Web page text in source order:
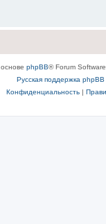
phpBB® Forum
Русская поддержка phpBB
Конфиденциальность|